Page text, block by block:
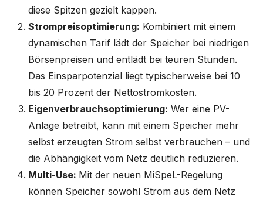
diese Spitzen gezielt kappen.
Strompreisoptimierung: Kombiniert mit einem
dynamischen Tarif lädt der Speicher bei niedrigen
Börsenpreisen und entlädt bei teuren Stunden.
Das Einsparpotenzial liegt typischerweise bei 10
bis 20 Prozent der Nettostromkosten.
Eigenverbrauchsoptimierung: Wer eine PV-
Anlage betreibt, kann mit einem Speicher mehr
selbst erzeugten Strom selbst verbrauchen – und
die Abhängigkeit vom Netz deutlich reduzieren.
Multi-Use: Mit der neuen MiSpeL-Regelung
können Speicher sowohl Strom aus dem Netz